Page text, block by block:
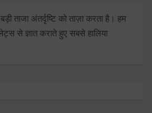
ताजा अंतर्दृष्टि को ताज़ा करता है। हम
से ज्ञात कराते हुए सबसे हालिया